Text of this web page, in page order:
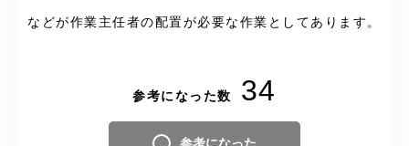
などが作業主任者の配置が必要な作業としてあります。
参考になった数 34
参考になった